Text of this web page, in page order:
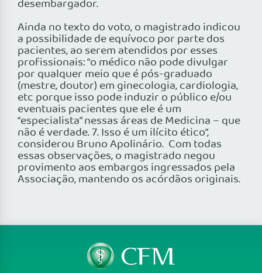
desembargador.
Ainda no texto do voto, o magistrado indicou
a possibilidade de equívoco por parte dos
pacientes, ao serem atendidos por esses
profissionais: “o médico não pode divulgar
por qualquer meio que é pós-graduado
(mestre, doutor) em ginecologia, cardiologia,
etc porque isso pode induzir o público e/ou
eventuais pacientes que ele é um
“especialista” nessas áreas de Medicina – que
não é verdade. 7. Isso é um ilícito ético”,
considerou Bruno Apolinário. Com todas
essas observações, o magistrado negou
provimento aos embargos ingressados pela
Associação, mantendo os acórdãos originais.